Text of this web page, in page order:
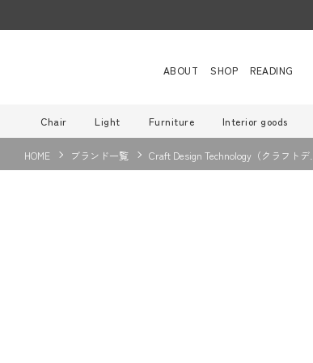
ABOUT SHOP READING
Chair Light Furniture Interior goods
HOME ブランド一覧 Craft Design Technology（クラフトデ…